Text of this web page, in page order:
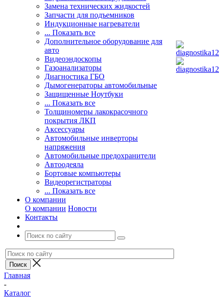
Замена технических жидкостей
Запчасти для подъемников
Индукционные нагреватели
... Показать все
Дополнительное оборудование для
авто
Видеоэндоскопы
Газоанализаторы
Диагностика ГБО
Дымогенераторы автомобильные
Защищенные Ноутбуки
... Показать все
Толщиномеры лакокрасочного
покрытия ЛКП
Аксессуары
Автомобильные инверторы
напряжения
Автомобильные предохранители
Автоодеяла
Бортовые компьютеры
Видеорегистраторы
... Показать все
О компании
О компании Новости
Контакты
Главная
-
Каталог